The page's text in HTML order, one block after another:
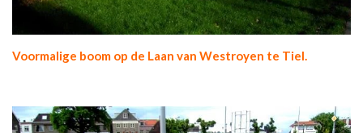
Voormalige boom op de Laan van Westroyen te Tiel.